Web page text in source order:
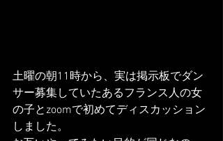
土曜の朝11時から、実は掲示板でダン
サー募集していたあるフランス人の女
の子とzoomで初めてディスカッション
しました。